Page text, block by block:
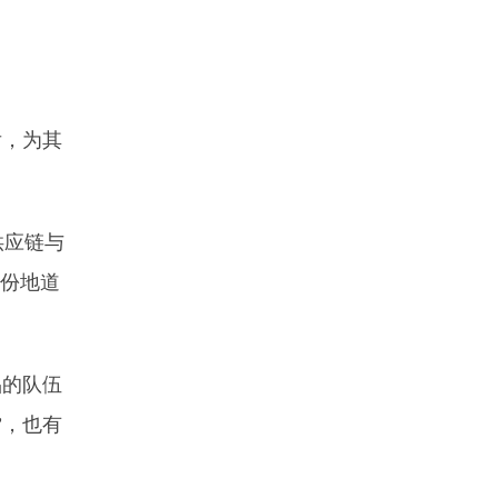
为其
链与
地道
队伍
也有